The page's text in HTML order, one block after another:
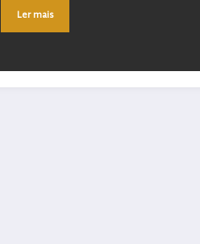
Ler mais